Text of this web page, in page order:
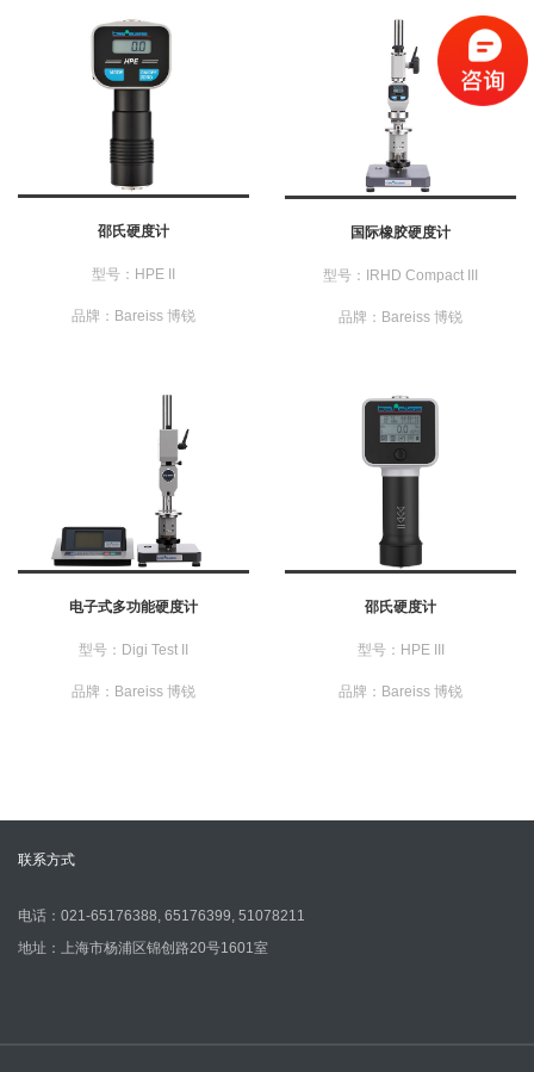
邵氏硬度计
型号：HPE II
品牌：Bareiss 博锐
国际橡胶硬度计
型号：IRHD Compact III
品牌：Bareiss 博锐
电子式多功能硬度计
型号：Digi Test II
品牌：Bareiss 博锐
邵氏硬度计
型号：HPE III
品牌：Bareiss 博锐
联系方式
电话：021-65176388, 65176399, 51078211
地址：上海市杨浦区锦创路20号1601室